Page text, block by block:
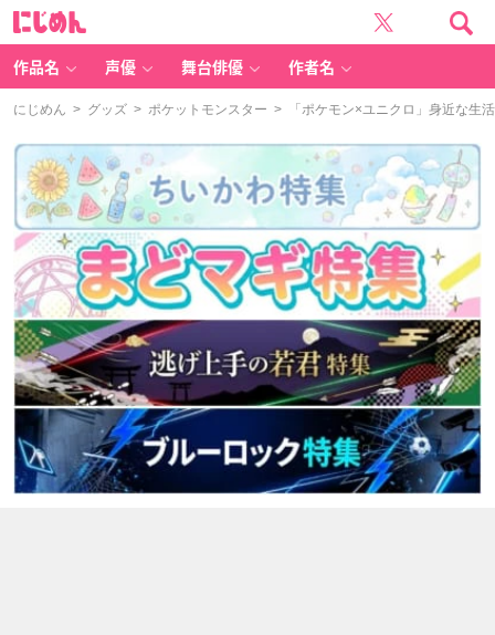
作品名 声優 舞台俳優 作者名
にじめん > グッズ > ポケットモンスター > 「ポケモン×ユニクロ」身近な生